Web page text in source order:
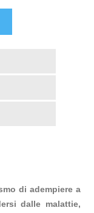
di adempiere a
dalle malattie,